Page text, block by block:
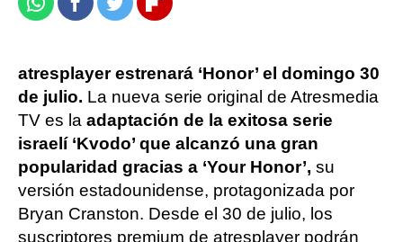
WhatsappFacebook
TwitterFlipboard
atresplayer estrenará ‘Honor’ el domingo 30
de julio. La nueva serie original de Atresmedia
TV es la adaptación de la exitosa serie
israelí ‘Kvodo’ que alcanzó una gran
popularidad gracias a ‘Your Honor’, su
versión estadounidense, protagonizada por
Bryan Cranston. Desde el 30 de julio, los
suscriptores premium de atresplayer podrán